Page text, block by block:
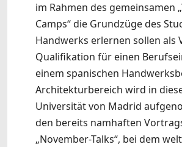
im Rahmen des gemeinsamen
Camps“ die Grundzüge des
Handwerks erlernen sollen als
Qualifikation für einen
einem spanischen
Architekturbereich wird in
Universität von Madrid
den bereits namhaften
„November-Talks“, bei dem